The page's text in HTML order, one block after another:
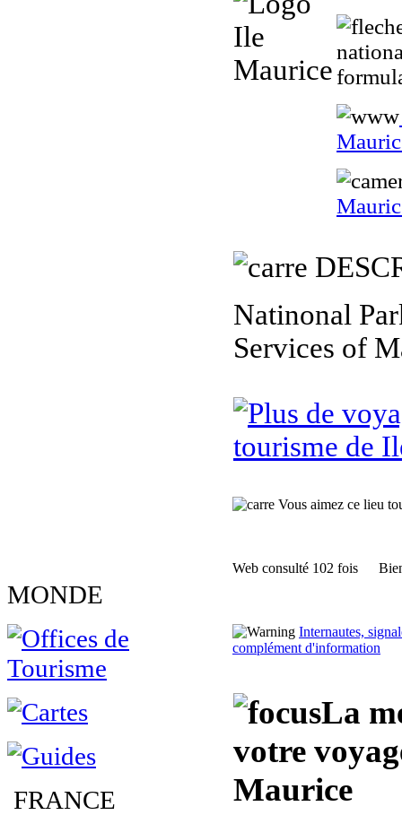
MONDE
FRANCE
Natinonal
Services of
tourisme de
Vous aimez ce lieu
Web consulté 102 fois
Internautes,
complément d'information
La
votre
Maurice